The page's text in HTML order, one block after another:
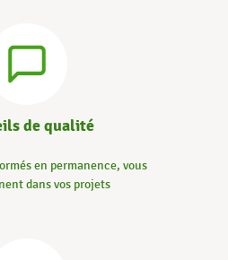
de qualité
en permanence, vous
dans vos projets